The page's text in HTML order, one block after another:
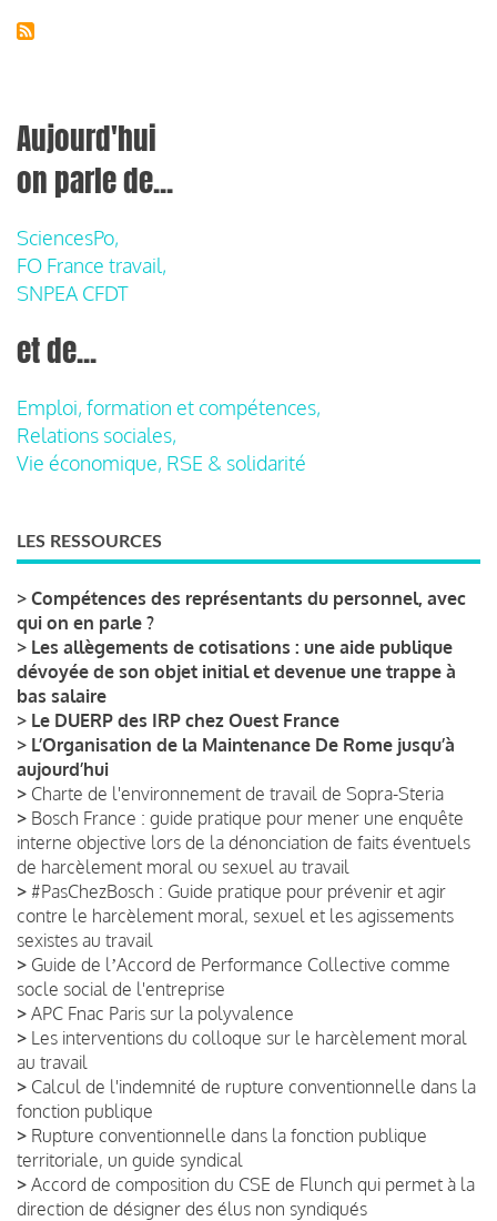
Aujourd'hui
on parle de...
SciencesPo,
FO France travail,
SNPEA CFDT
et de...
Emploi, formation et compétences,
Relations sociales,
Vie économique, RSE & solidarité
LES RESSOURCES
> Compétences des représentants du personnel, avec
qui on en parle ?
> Les allègements de cotisations : une aide publique
dévoyée de son objet initial et devenue une trappe à
bas salaire
> Le DUERP des IRP chez Ouest France
> L’Organisation de la Maintenance De Rome jusqu’à
aujourd’hui
> Charte de l'environnement de travail de Sopra-Steria
> Bosch France : guide pratique pour mener une enquête
interne objective lors de la dénonciation de faits éventuels
de harcèlement moral ou sexuel au travail
> #PasChezBosch : Guide pratique pour prévenir et agir
contre le harcèlement moral, sexuel et les agissements
sexistes au travail
> Guide de lʼAccord de Performance Collective comme
socle social de l'entreprise
> APC Fnac Paris sur la polyvalence
> Les interventions du colloque sur le harcèlement moral
au travail
> Calcul de l'indemnité de rupture conventionnelle dans la
fonction publique
> Rupture conventionnelle dans la fonction publique
territoriale, un guide syndical
> Accord de composition du CSE de Flunch qui permet à la
direction de désigner des élus non syndiqués